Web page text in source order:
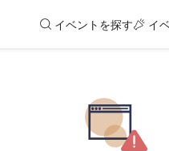
イベントを探す イ